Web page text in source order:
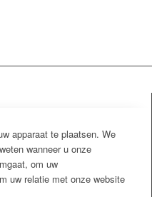
apparaat te plaatsen. We
wanneer u onze
om uw
uw relatie met onze website